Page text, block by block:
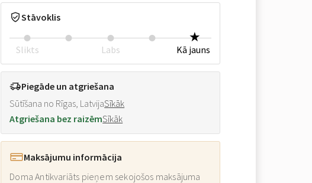
Stāvoklis
Slikts Labs Kā jauns
Piegāde un atgriešana
Sūtīšana no Rīgas, LatvijaSīkāk
Atgriešana bez raizēmSīkāk
Maksājumu informācija
Doma Antikvariāts pieņem sekojošos maksājuma